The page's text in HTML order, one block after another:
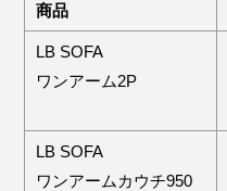
商品
LB SOFA
ワンアーム2P
LB SOFA
ワンアームカウチ950